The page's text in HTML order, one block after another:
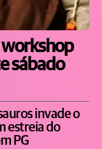
sábado
invade o
estreia do
PG